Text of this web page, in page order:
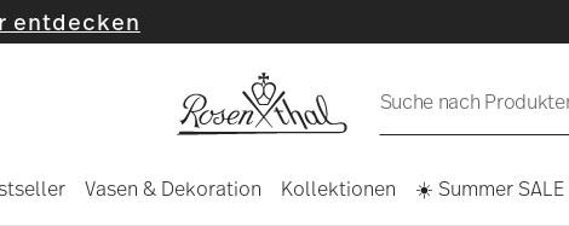
Suche nach
Vasen & Dekoration Kollektionen ☀️ Summer SALE